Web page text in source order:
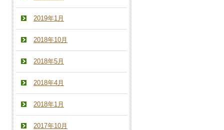
2019年1月
2018年10月
2018年5月
2018年4月
2018年1月
2017年10月